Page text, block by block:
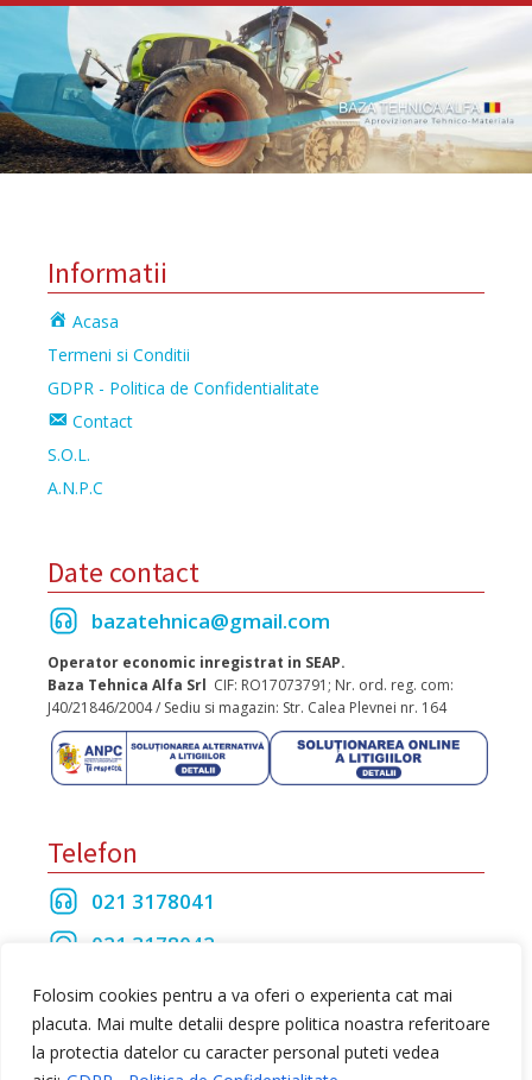
Folosim cookies pentru a va oferi o experienta cat mai
placuta. Mai multe detalii despre politica noastra referitoare
la protectia datelor cu caracter personal puteti vedea
Informatii
Acasa
Termeni si Conditii
GDPR - Politica de Confidentialitate
Contact
S.O.L.
A.N.P.C
Date contact
bazatehnica@gmail.com
Operator economic inregistrat in SEAP.
Baza Tehnica Alfa Srl CIF: RO17073791; Nr. ord. reg. com:
J40/21846/2004 / Sediu si magazin: Str. Calea Plevnei nr. 164
Telefon
021 3178041
021 3178042
021 3175208
Toate drepturile rezervate Baza Tehnica Alfa S.R.L